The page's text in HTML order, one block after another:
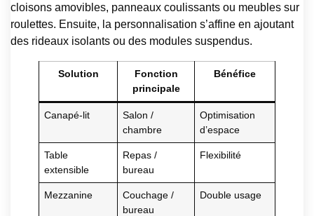
cloisons amovibles, panneaux coulissants ou meubles sur
roulettes. Ensuite, la personnalisation s’affine en ajoutant
des rideaux isolants ou des modules suspendus.
Solution
Fonction
principale
Bénéfice
Canapé-lit
Salon /
chambre
Optimisation
d’espace
Table
extensible
Repas /
bureau
Flexibilité
Mezzanine
Couchage /
bureau
Double usage